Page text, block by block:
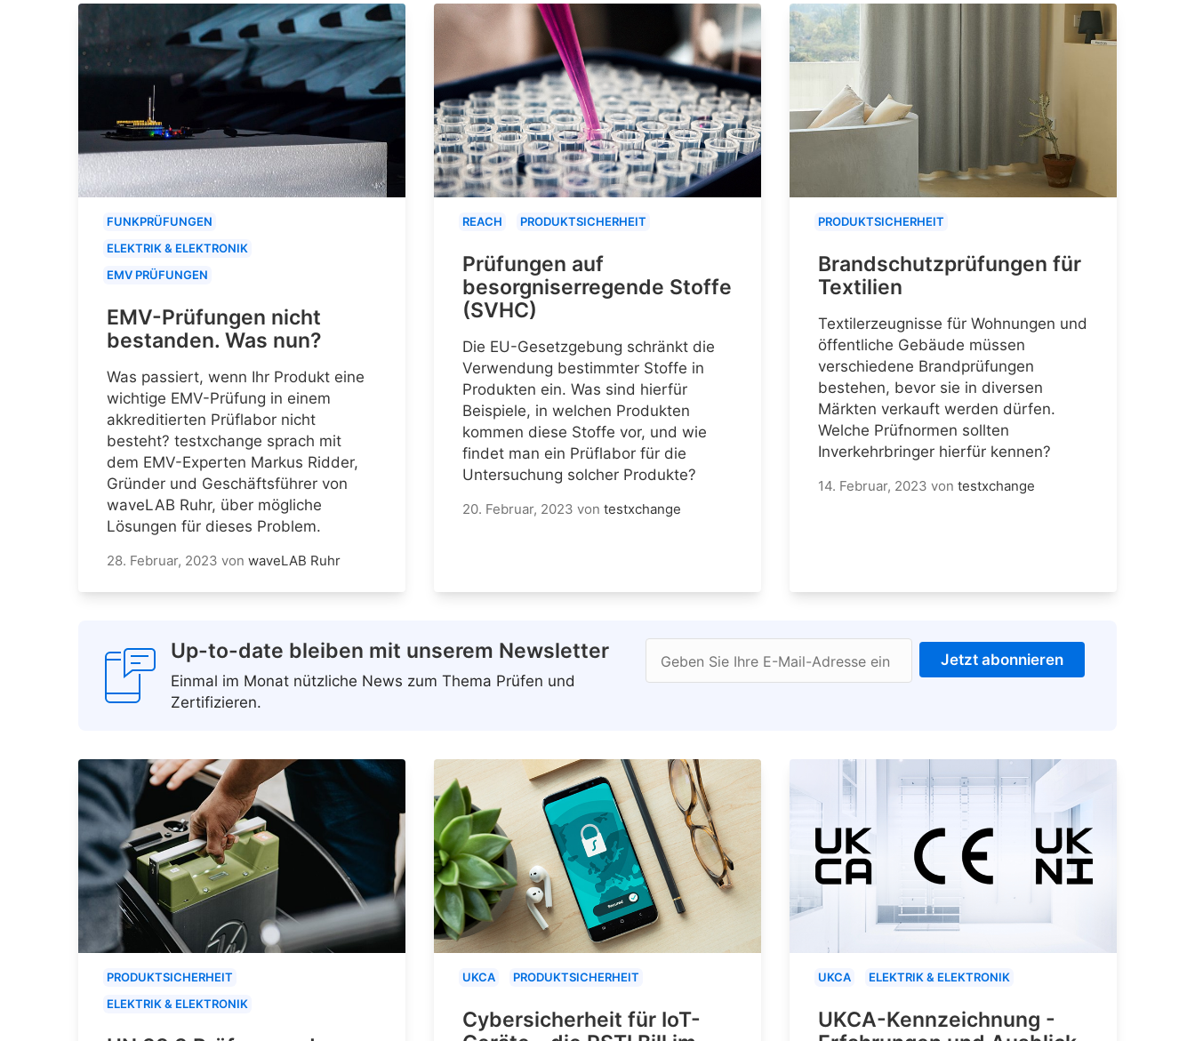
FUNKPRÜFUNGEN
ELEKTRIK & ELEKTRONIK
EMV PRÜFUNGEN
EMV-Prüfungen nicht
bestanden. Was nun?
Was passiert, wenn Ihr Produkt eine
wichtige EMV-Prüfung in einem
akkreditierten Prüflabor nicht
besteht? testxchange sprach mit
dem EMV-Experten Markus Ridder,
Gründer und Geschäftsführer von
waveLAB Ruhr, über mögliche
Lösungen für dieses Problem.
28. Februar, 2023 von waveLAB Ruhr
REACH PRODUKTSICHERHEIT
Prüfungen auf
besorgniserregende Stoffe
(SVHC)
Die EU-Gesetzgebung schränkt die
Verwendung bestimmter Stoffe in
Produkten ein. Was sind hierfür
Beispiele, in welchen Produkten
kommen diese Stoffe vor, und wie
findet man ein Prüflabor für die
Untersuchung solcher Produkte?
20. Februar, 2023 von testxchange
PRODUKTSICHERHEIT
Brandschutzprüfungen für
Textilien
Textilerzeugnisse für Wohnungen und
öffentliche Gebäude müssen
verschiedene Brandprüfungen
bestehen, bevor sie in diversen
Märkten verkauft werden dürfen.
Welche Prüfnormen sollten
Inverkehrbringer hierfür kennen?
14. Februar, 2023 von testxchange
Up-to-date bleiben mit unserem Newsletter
Einmal im Monat nützliche News zum Thema Prüfen und
Zertifizieren.
Geben Sie Ihre E-Mail-Adresse ein Jetzt abonnieren
PRODUKTSICHERHEIT
ELEKTRIK & ELEKTRONIK
UKCA PRODUKTSICHERHEIT
Cybersicherheit für IoT-
UKCA ELEKTRIK & ELEKTRONIK
UKCA-Kennzeichnung -